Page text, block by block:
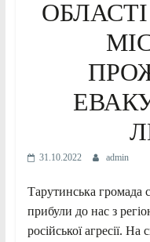
31.10.2022 admin
Тарутинська громада
прибули до нас з
російської агресії.